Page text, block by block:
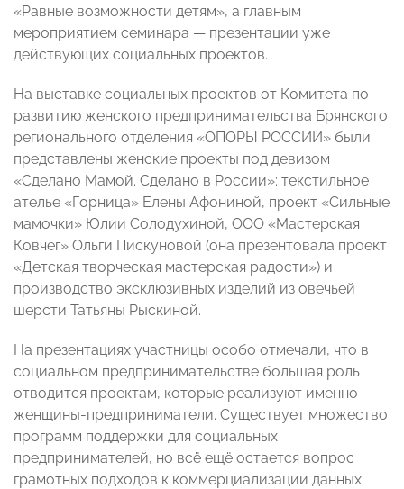
«Равные возможности детям», а главным
мероприятием семинара — презентации уже
действующих социальных проектов.
На выставке социальных проектов от Комитета по
развитию женского предпринимательства Брянского
регионального отделения «ОПОРЫ РОССИИ» были
представлены женские проекты под девизом
«Сделано Мамой. Сделано в России»: текстильное
ателье «Горница» Елены Афониной, проект «Сильные
мамочки» Юлии Солодухиной, ООО «Мастерская
Ковчег» Ольги Пискуновой (она презентовала проект
«Детская творческая мастерская радости») и
производство эксклюзивных изделий из овечьей
шерсти Татьяны Рыскиной.
На презентациях участницы особо отмечали, что в
социальном предпринимательстве большая роль
отводится проектам, которые реализуют именно
женщины-предприниматели. Существует множество
программ поддержки для социальных
предпринимателей, но всё ещё остается вопрос
грамотных подходов к коммерциализации данных